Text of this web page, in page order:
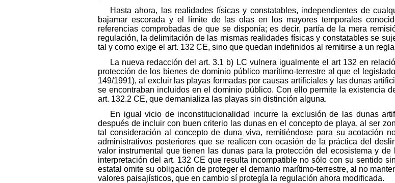
Hasta ahora, las realidades físicas y constatables, independientes de
bajamar escorada y el límite de las olas en los mayores temporales
referencias comprobadas de que se disponía; es decir, partía de la mera
regulación, la delimitación de las mismas realidades físicas y constatables se
tal y como exige el art. 132 CE, sino que quedan indefinidos al remitirse a un
La nueva redacción del art. 3.1 b) LC vulnera igualmente el art 132 en
protección de los bienes de dominio público marítimo-terrestre al que el
149/1991), al excluir las playas formadas por causas artificiales y las dunas
se encontraban incluidos en el dominio público. Con ello permite la existencia
art. 132.2 CE, que demanializa las playas sin distinción alguna.
En igual vicio de inconstitucionalidad incurre la exclusión de las dunas
después de incluir con buen criterio las dunas en el concepto de playa, al ser
tal consideración al concepto de duna viva, remitiéndose para su acotación
administrativos posteriores que se realicen con ocasión de la práctica del
valor instrumental que tienen las dunas para la protección del ecosistema y
interpretación del art. 132 CE que resulta incompatible no sólo con su sentido
estatal omite su obligación de proteger el demanio marítimo-terrestre, al no
valores paisajísticos, que en cambio sí protegía la regulación ahora modificada.